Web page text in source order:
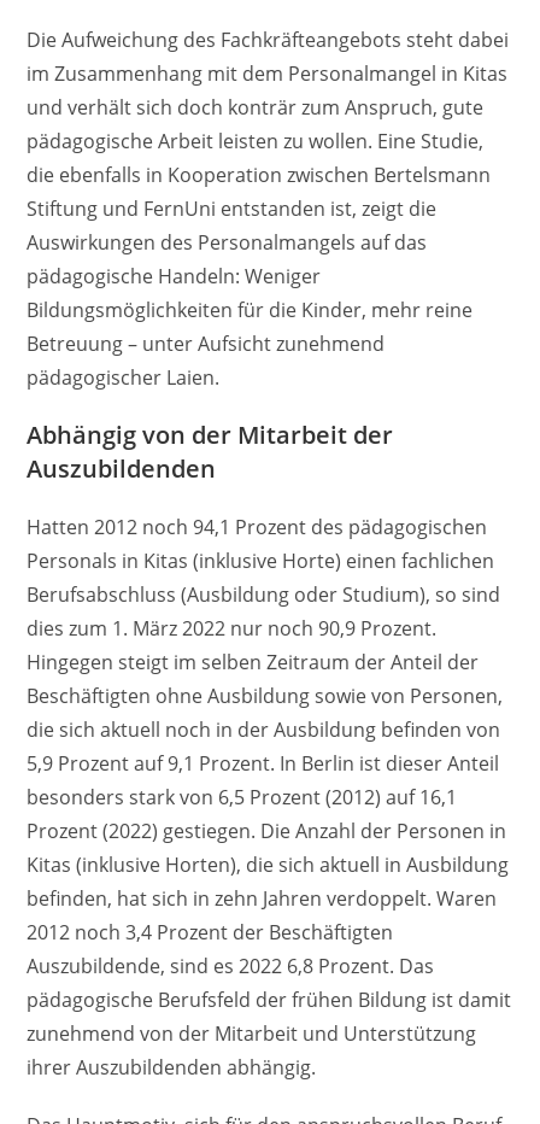
Die Aufweichung des Fachkräfteangebots steht dabei
im Zusammenhang mit dem Personalmangel in Kitas
und verhält sich doch konträr zum Anspruch, gute
pädagogische Arbeit leisten zu wollen. Eine Studie,
die ebenfalls in Kooperation zwischen Bertelsmann
Stiftung und FernUni entstanden ist, zeigt die
Auswirkungen des Personalmangels auf das
pädagogische Handeln: Weniger
Bildungsmöglichkeiten für die Kinder, mehr reine
Betreuung – unter Aufsicht zunehmend
pädagogischer Laien.
Abhängig von der Mitarbeit der
Auszubildenden
Hatten 2012 noch 94,1 Prozent des pädagogischen
Personals in Kitas (inklusive Horte) einen fachlichen
Berufsabschluss (Ausbildung oder Studium), so sind
dies zum 1. März 2022 nur noch 90,9 Prozent.
Hingegen steigt im selben Zeitraum der Anteil der
Beschäftigten ohne Ausbildung sowie von Personen,
die sich aktuell noch in der Ausbildung befinden von
5,9 Prozent auf 9,1 Prozent. In Berlin ist dieser Anteil
besonders stark von 6,5 Prozent (2012) auf 16,1
Prozent (2022) gestiegen. Die Anzahl der Personen in
Kitas (inklusive Horten), die sich aktuell in Ausbildung
befinden, hat sich in zehn Jahren verdoppelt. Waren
2012 noch 3,4 Prozent der Beschäftigten
Auszubildende, sind es 2022 6,8 Prozent. Das
pädagogische Berufsfeld der frühen Bildung ist damit
zunehmend von der Mitarbeit und Unterstützung
ihrer Auszubildenden abhängig.